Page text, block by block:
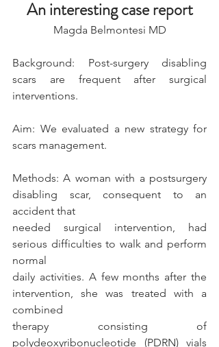
An interesting case report
Magda Belmontesi MD
Background: Post-surgery disabling
scars are frequent after surgical
interventions.
Aim: We evaluated a new strategy for
scars management.
Methods: A woman with a postsurgery
disabling scar, consequent to an
accident that
needed surgical intervention, had
serious difficulties to walk and perform
normal
daily activities. A few months after the
intervention, she was treated with a
combined
therapy consisting of
polydeoxyribonucleotide (PDRN) vials